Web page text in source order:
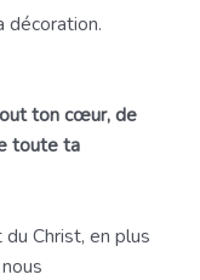
décoration.
ton cœur, de
toute ta
Christ, en plus